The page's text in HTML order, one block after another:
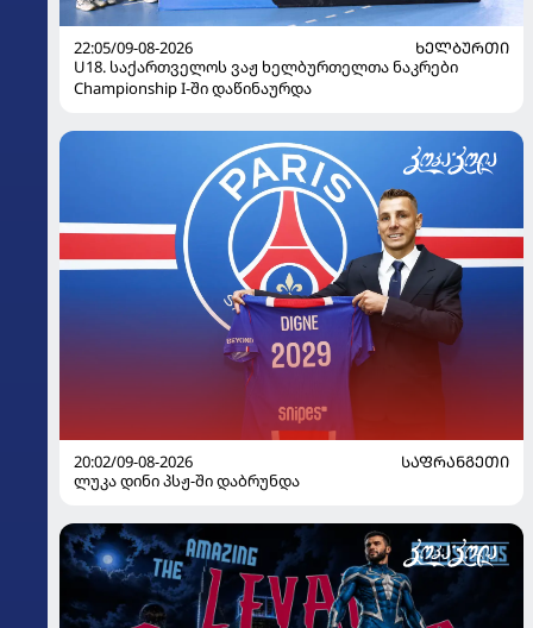
22:05/09-08-2026
ᲮᲔᲚᲑᲣᲠᲗᲘ
U18. საქართველოს ვაჟ ხელბურთელთა ნაკრები
Championship I-ში დაწინაურდა
20:02/09-08-2026
ᲡᲐᲤᲠᲐᲜᲒᲔᲗᲘ
ლუკა დინი პსჟ-ში დაბრუნდა